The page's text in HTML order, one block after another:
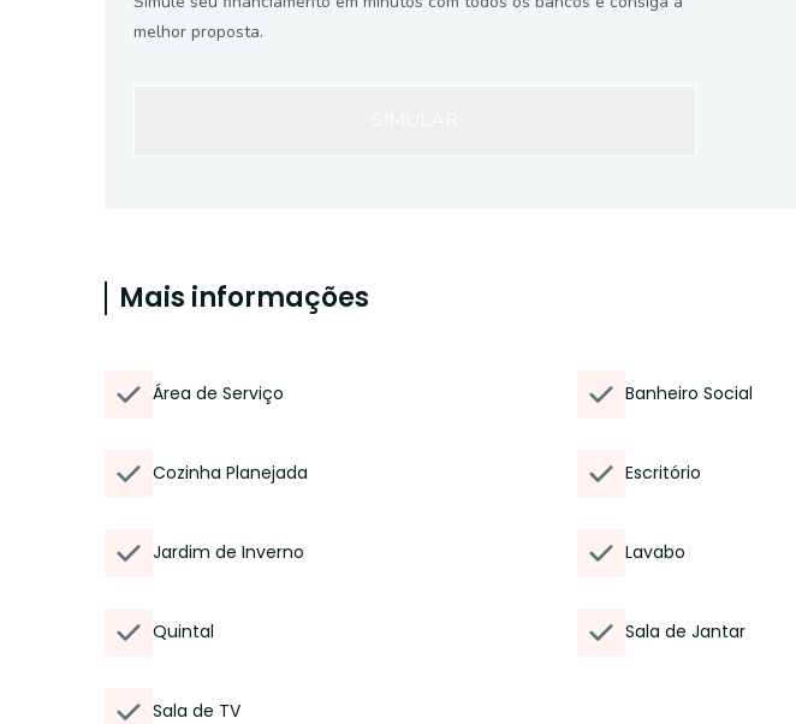
melhor proposta.
Mais informações
Área de Serviço Banheiro Social
Cozinha Planejada Escritório
Jardim de Inverno Lavabo
Quintal Sala de Jantar
Sala de TV